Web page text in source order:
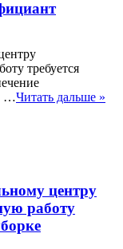
требуется
…Читать дальше »
центру
работу